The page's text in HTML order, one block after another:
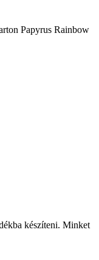
Papyrus Rainbow
készíteni. Minket